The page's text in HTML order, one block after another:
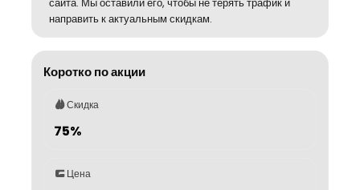
направить к актуальным скидкам.
Коротко по акции
Скидка
75%
Цена